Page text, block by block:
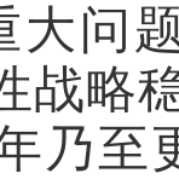
大问
战略
乃至